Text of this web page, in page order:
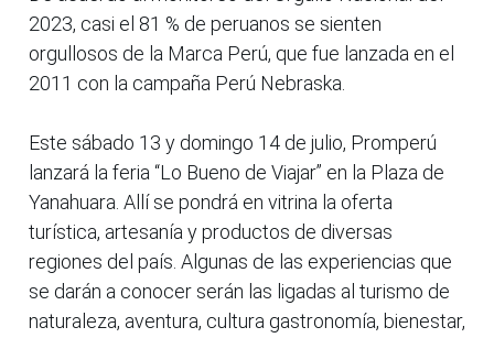
2023, casi el 81 % de peruanos se sienten
orgullosos de la Marca Perú, que fue lanzada en el
2011 con la campaña Perú Nebraska.
Este sábado 13 y domingo 14 de julio, Promperú
lanzará la feria “Lo Bueno de Viajar” en la Plaza de
Yanahuara. Allí se pondrá en vitrina la oferta
turística, artesanía y productos de diversas
regiones del país. Algunas de las experiencias que
se darán a conocer serán las ligadas al turismo de
naturaleza, aventura, cultura gastronomía, bienestar,